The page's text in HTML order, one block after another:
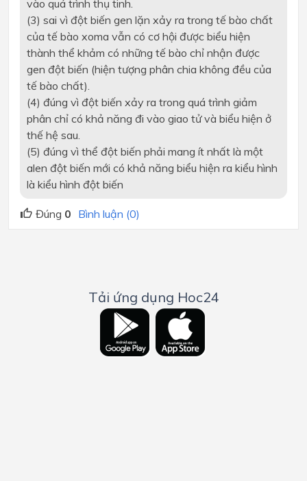
vào quá trình thụ tinh.
(3) sai vì đột biến gen lặn xảy ra trong tế bào chất
của tế bào xoma vẫn có cơ hội được biểu hiện
thành thể khảm có những tế bào chỉ nhận được
gen đột biến (hiện tượng phân chia không đều của
tế bào chất).
(4) đúng vì đột biến xảy ra trong quá trình giảm
phân chỉ có khả năng đi vào giao tử và biểu hiện ở
thế hệ sau.
(5) đúng vì thể đột biến phải mang ít nhất là một
alen đột biến mới có khả năng biểu hiện ra kiểu hình
là kiểu hình đột biến
Đúng 0 Bình luận (0)
Tải ứng dụng Hoc24